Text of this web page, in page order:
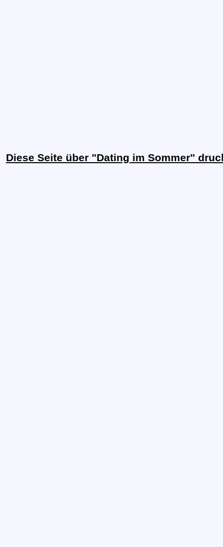
Diese Seite über "Dating im Sommer"